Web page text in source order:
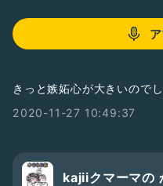
きっと嫉妬心が大きいので
2020-11-27 10:49:37
kajiiクマーマの